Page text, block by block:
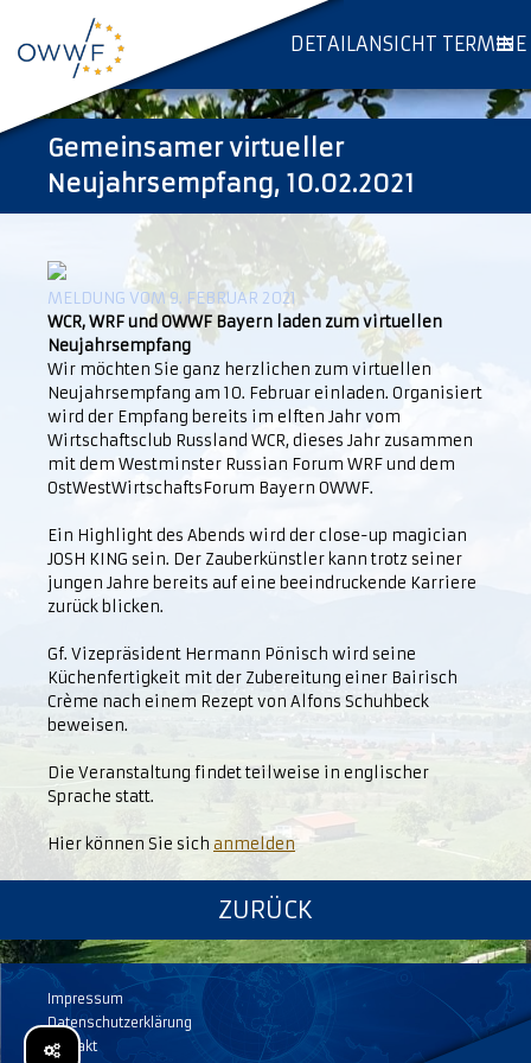
DETAILANSICHT TERMINE
Gemeinsamer virtueller
Neujahrsempfang, 10.02.2021
MELDUNG VOM 9. FEBRUAR 2021
WCR, WRF und OWWF Bayern laden zum virtuellen
Neujahrsempfang
Wir möchten Sie ganz herzlichen zum virtuellen
Neujahrsempfang am 10. Februar einladen. Organisiert
wird der Empfang bereits im elften Jahr vom
Wirtschaftsclub Russland WCR, dieses Jahr zusammen
mit dem Westminster Russian Forum WRF und dem
OstWestWirtschaftsForum Bayern OWWF.
Ein Highlight des Abends wird der close-up magician
JOSH KING sein. Der Zauberkünstler kann trotz seiner
jungen Jahre bereits auf eine beeindruckende Karriere
zurück blicken.
Gf. Vizepräsident Hermann Pönisch wird seine
Küchenfertigkeit mit der Zubereitung einer Bairisch
Crème nach einem Rezept von Alfons Schuhbeck
beweisen.
Die Veranstaltung findet teilweise in englischer
Sprache statt.
Hier können Sie sich anmelden
ZURÜCK
Impressum
Datenschutzerklärung
Kontakt